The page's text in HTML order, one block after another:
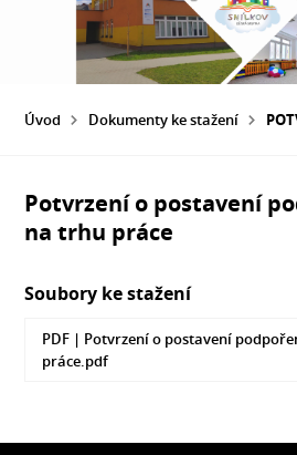
Úvod Dokumenty ke stažení
Potvrzení o postavení
na trhu práce
Soubory ke stažení
PDF | Potvrzení o postavení
práce.pdf